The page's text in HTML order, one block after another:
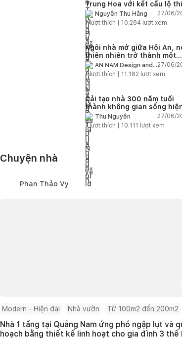
Trung Hoa với kết cấu lộ
hiện đại
Nguyễn Thu Hằng
27/06/
1lượt thích | 10.284 lượt xem
Ngôi nhà mở giữa Hội An,
thiên nhiên trở thành một
phần của cuộc sống
AN NAM Design and
Build
27/06/
1lượt thích | 11.182 lượt xem
Cải tạo nhà 300 năm tuổi
thành không gian sống
đại giữa thiên nhiên
Thu Nguyễn
27/06/
1lượt thích | 10.111 lượt xem
Chuyện nhà
Phan Thảo Vy
Modern - Hiện đại Nhà vườn Từ 100m2 đến 200m2
Nhà 1 tầng tại Quảng Nam ứng phó ngập lụt và
hoạch bằng thiết kế linh hoạt cho gia đình 3 thế